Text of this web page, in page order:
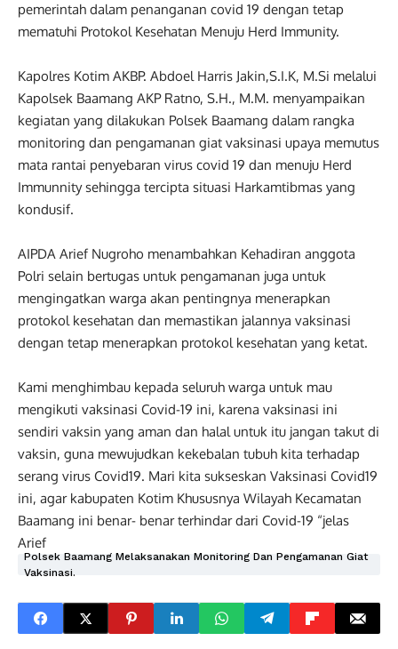
pemerintah dalam penanganan covid 19 dengan tetap
mematuhi Protokol Kesehatan Menuju Herd Immunity.
Kapolres Kotim AKBP. Abdoel Harris Jakin,S.I.K, M.Si melalui
Kapolsek Baamang AKP Ratno, S.H., M.M. menyampaikan
kegiatan yang dilakukan Polsek Baamang dalam rangka
monitoring dan pengamanan giat vaksinasi upaya memutus
mata rantai penyebaran virus covid 19 dan menuju Herd
Immunnity sehingga tercipta situasi Harkamtibmas yang
kondusif.
AIPDA Arief Nugroho menambahkan Kehadiran anggota
Polri selain bertugas untuk pengamanan juga untuk
mengingatkan warga akan pentingnya menerapkan
protokol kesehatan dan memastikan jalannya vaksinasi
dengan tetap menerapkan protokol kesehatan yang ketat.
Kami menghimbau kepada seluruh warga untuk mau
mengikuti vaksinasi Covid-19 ini, karena vaksinasi ini
sendiri vaksin yang aman dan halal untuk itu jangan takut di
vaksin, guna mewujudkan kekebalan tubuh kita terhadap
serang virus Covid19. Mari kita sukseskan Vaksinasi Covid19
ini, agar kabupaten Kotim Khususnya Wilayah Kecamatan
Baamang ini benar- benar terhindar dari Covid-19 “jelas
Arief
Polsek Baamang Melaksanakan Monitoring Dan Pengamanan Giat
Vaksinasi.